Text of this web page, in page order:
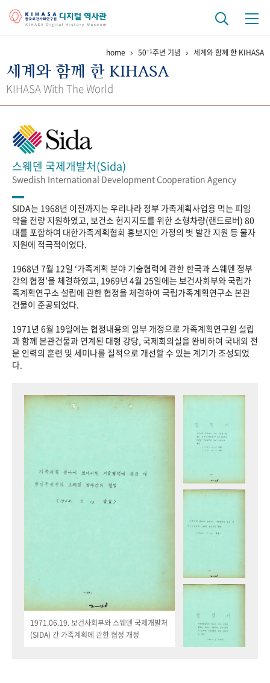
걸어온 길 기관 변천사 역대 기관장
정책과 연구 키워드로 보는 연구 역사
간행물 변천사
기록물 아카이브
사진 아카이브 문서 기록물 행정박물 영상 기록물
성과 50선 숫자로 보는 50년 50+1주년 광장
세계와 함께 한 KIHASA
VR 역사관
home 50+1주년 기념 세계와 함께 한 KIHASA
세계와 함께 한 KIHASA
KIHASA With The World
스웨덴 국제개발처(Sida)
Swedish International Development Cooperation Agency
SIDA는 1968년 이전까지는 우리나라 정부 가족계획사업용 먹는 피임
약을 전량 지원하였고, 보건소 현지지도를 위한 소형차량(랜드로버) 80
대를 포함하여 대한가족계획협회 홍보지인 가정의 벗 발간 지원 등 물자
지원에 적극적이었다.
1968년 7월 12일 ‘가족계획 분야 기술협력에 관한 한국과 스웨덴 정부
간의 협정’을 체결하였고, 1969년 4월 25일에는 보건사회부와 국립가
족계획연구소 설립에 관한 협정을 체결하여 국립가족계획연구소 본관
건물이 준공되었다.
1971년 6월 19일에는 협정내용의 일부 개정으로 가족계획연구원 설립
과 함께 본관건물과 연계된 대형 강당, 국제회의실을 완비하여 국내외 전
문 인력의 훈련 및 세미나를 질적으로 개선할 수 있는 계기가 조성되었
다.
1971.06.19. 보건사회부와 스웨덴 국제개발처
(SIDA) 간 가족계획에 관한 협정 개정